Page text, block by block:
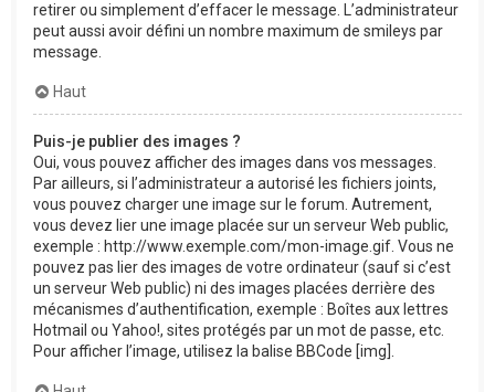
retirer ou simplement d’effacer le message. L’administrateur
peut aussi avoir défini un nombre maximum de smileys par
message.
Haut
Puis-je publier des images ?
Oui, vous pouvez afficher des images dans vos messages.
Par ailleurs, si l’administrateur a autorisé les fichiers joints,
vous pouvez charger une image sur le forum. Autrement,
vous devez lier une image placée sur un serveur Web public,
exemple : http://www.exemple.com/mon-image.gif. Vous ne
pouvez pas lier des images de votre ordinateur (sauf si c’est
un serveur Web public) ni des images placées derrière des
mécanismes d’authentification, exemple : Boîtes aux lettres
Hotmail ou Yahoo!, sites protégés par un mot de passe, etc.
Pour afficher l’image, utilisez la balise BBCode [img].